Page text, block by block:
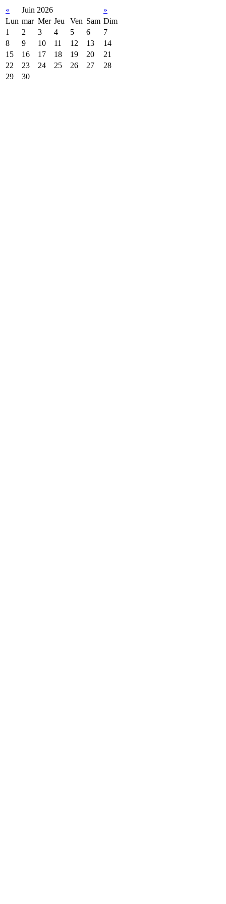
« Juin 2026
»
Lun mar Mer Jeu Ven Sam Dim
1
2 3 4 5 6
7
8
9 10 11 12 13
14
15
16 17 18 19 20
21
22
23 24 25 26 27
28
29
30